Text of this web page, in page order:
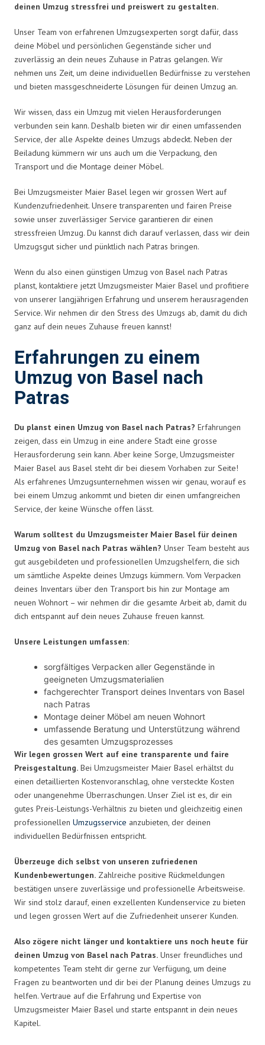
deinen Umzug stressfrei und preiswert zu gestalten.
Unser Team von erfahrenen Umzugsexperten sorgt dafür, dass
deine Möbel und persönlichen Gegenstände sicher und
zuverlässig an dein neues Zuhause in Patras gelangen. Wir
nehmen uns Zeit, um deine individuellen Bedürfnisse zu verstehen
und bieten massgeschneiderte Lösungen für deinen Umzug an.
Wir wissen, dass ein Umzug mit vielen Herausforderungen
verbunden sein kann. Deshalb bieten wir dir einen umfassenden
Service, der alle Aspekte deines Umzugs abdeckt. Neben der
Beiladung kümmern wir uns auch um die Verpackung, den
Transport und die Montage deiner Möbel.
Bei Umzugsmeister Maier Basel legen wir grossen Wert auf
Kundenzufriedenheit. Unsere transparenten und fairen Preise
sowie unser zuverlässiger Service garantieren dir einen
stressfreien Umzug. Du kannst dich darauf verlassen, dass wir dein
Umzugsgut sicher und pünktlich nach Patras bringen.
Wenn du also einen günstigen Umzug von Basel nach Patras
planst, kontaktiere jetzt Umzugsmeister Maier Basel und profitiere
von unserer langjährigen Erfahrung und unserem herausragenden
Service. Wir nehmen dir den Stress des Umzugs ab, damit du dich
ganz auf dein neues Zuhause freuen kannst!
Erfahrungen zu einem
Umzug von Basel nach
Patras
Du planst einen Umzug von Basel nach Patras? Erfahrungen
zeigen, dass ein Umzug in eine andere Stadt eine grosse
Herausforderung sein kann. Aber keine Sorge, Umzugsmeister
Maier Basel aus Basel steht dir bei diesem Vorhaben zur Seite!
Als erfahrenes Umzugsunternehmen wissen wir genau, worauf es
bei einem Umzug ankommt und bieten dir einen umfangreichen
Service, der keine Wünsche offen lässt.
Warum solltest du Umzugsmeister Maier Basel für deinen
Umzug von Basel nach Patras wählen? Unser Team besteht aus
gut ausgebildeten und professionellen Umzugshelfern, die sich
um sämtliche Aspekte deines Umzugs kümmern. Vom Verpacken
deines Inventars über den Transport bis hin zur Montage am
neuen Wohnort – wir nehmen dir die gesamte Arbeit ab, damit du
dich entspannt auf dein neues Zuhause freuen kannst.
Unsere Leistungen umfassen:
sorgfältiges Verpacken aller Gegenstände in
geeigneten Umzugsmaterialien
fachgerechter Transport deines Inventars von Basel
nach Patras
Montage deiner Möbel am neuen Wohnort
umfassende Beratung und Unterstützung während
des gesamten Umzugsprozesses
Wir legen grossen Wert auf eine transparente und faire
Preisgestaltung. Bei Umzugsmeister Maier Basel erhältst du
einen detaillierten Kostenvoranschlag, ohne versteckte Kosten
oder unangenehme Überraschungen. Unser Ziel ist es, dir ein
gutes Preis-Leistungs-Verhältnis zu bieten und gleichzeitig einen
professionellen Umzugsservice anzubieten, der deinen
individuellen Bedürfnissen entspricht.
Überzeuge dich selbst von unseren zufriedenen
Kundenbewertungen. Zahlreiche positive Rückmeldungen
bestätigen unsere zuverlässige und professionelle Arbeitsweise.
Wir sind stolz darauf, einen exzellenten Kundenservice zu bieten
und legen grossen Wert auf die Zufriedenheit unserer Kunden.
Also zögere nicht länger und kontaktiere uns noch heute für
deinen Umzug von Basel nach Patras. Unser freundliches und
kompetentes Team steht dir gerne zur Verfügung, um deine
Fragen zu beantworten und dir bei der Planung deines Umzugs zu
helfen. Vertraue auf die Erfahrung und Expertise von
Umzugsmeister Maier Basel und starte entspannt in dein neues
Kapitel.